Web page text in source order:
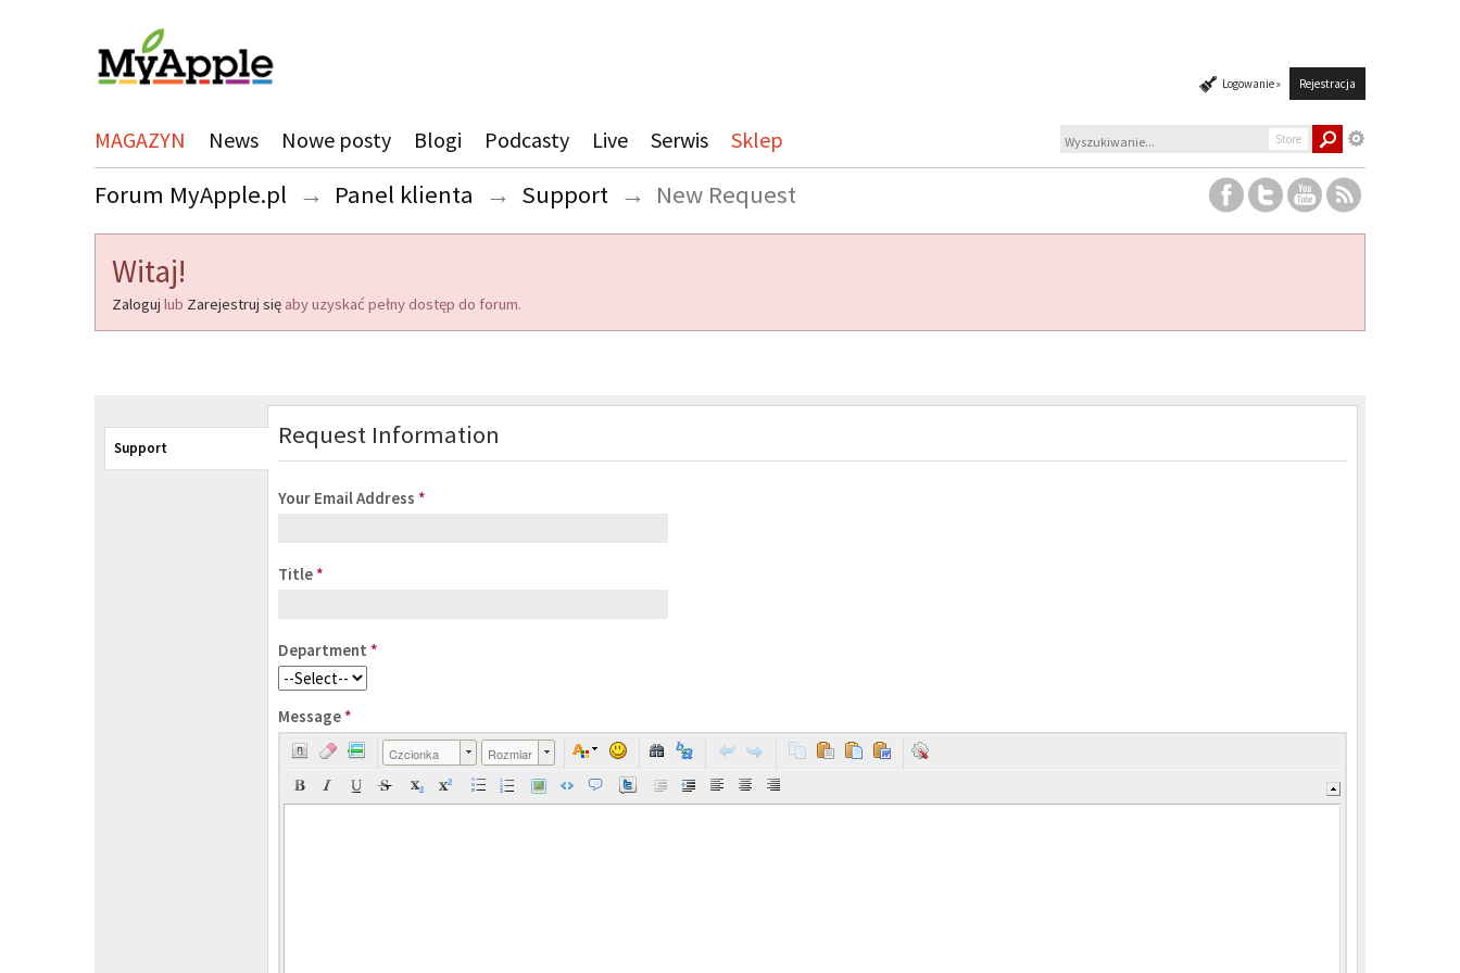
Logowanie » Rejestracja
MAGAZYN News Nowe posty Blogi Podcasty Live Serwis Sklep Store
Forum MyApple.pl → Panel klienta → Support → New Request
Witaj!
Zaloguj lub Zarejestruj się aby uzyskać pełny dostęp do forum.
Support Request Information
Your Email Address *
Title *
Department *
Message *
Czcionka Rozmiar